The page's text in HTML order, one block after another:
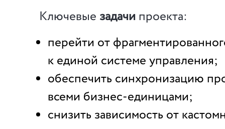
Ключевые задачи проекта:
перейти от
к единой системе управления;
обеспечить синхронизацию
всеми бизнес-единицами;
снизить зависимость от